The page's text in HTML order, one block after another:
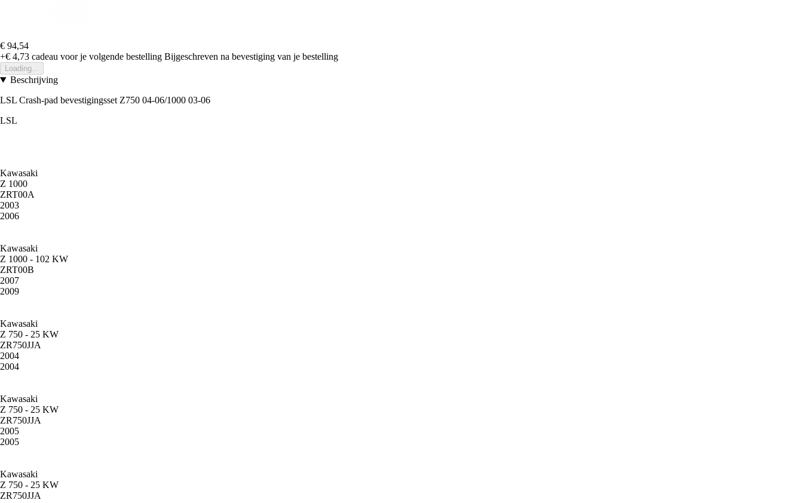
€ 94,54
+€ 4,73 cadeau voor je volgende bestelling Bijgeschreven na bevestiging van je bestelling
Loading...
Beschrijving
LSL Crash-pad bevestigingsset Z750 04-06/1000 03-06
LSL
Kawasaki
Z 1000
ZRT00A
2003
2006
Kawasaki
Z 1000 - 102 KW
ZRT00B
2007
2009
Kawasaki
Z 750 - 25 KW
ZR750JJA
2004
2004
Kawasaki
Z 750 - 25 KW
ZR750JJA
2005
2005
Kawasaki
Z 750 - 25 KW
ZR750JJA